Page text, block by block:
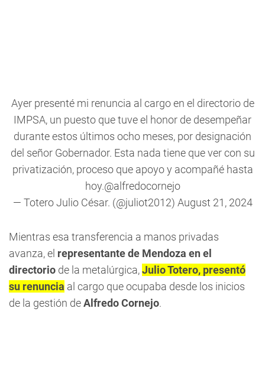
Ayer presenté mi renuncia al cargo en el directorio de
IMPSA, un puesto que tuve el honor de desempeñar
durante estos últimos ocho meses, por designación
del señor Gobernador. Esta nada tiene que ver con su
privatización, proceso que apoyo y acompañé hasta
hoy.@alfredocornejo
— Totero Julio César. (@juliot2012) August 21, 2024
Mientras esa transferencia a manos privadas
avanza, el representante de Mendoza en el
directorio de la metalúrgica,Julio Totero, presentó
su renuncia al cargo que ocupaba desde los inicios
de la gestión deAlfredo Cornejo.